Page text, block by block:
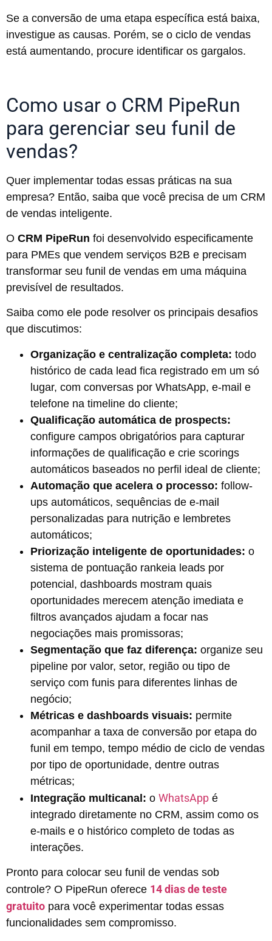
Se a conversão de uma etapa específica está baixa,
investigue as causas. Porém, se o ciclo de vendas
está aumentando, procure identificar os gargalos.
Como usar o CRM PipeRun
para gerenciar seu funil de
vendas?
Quer implementar todas essas práticas na sua
empresa? Então, saiba que você precisa de um CRM
de vendas inteligente.
O CRM PipeRun foi desenvolvido especificamente
para PMEs que vendem serviços B2B e precisam
transformar seu funil de vendas em uma máquina
previsível de resultados.
Saiba como ele pode resolver os principais desafios
que discutimos:
Organização e centralização completa: todo
histórico de cada lead fica registrado em um só
lugar, com conversas por WhatsApp, e-mail e
telefone na timeline do cliente;
Qualificação automática de prospects:
configure campos obrigatórios para capturar
informações de qualificação e crie scorings
automáticos baseados no perfil ideal de cliente;
Automação que acelera o processo: follow-
ups automáticos, sequências de e-mail
personalizadas para nutrição e lembretes
automáticos;
Priorização inteligente de oportunidades: o
sistema de pontuação rankeia leads por
potencial, dashboards mostram quais
oportunidades merecem atenção imediata e
filtros avançados ajudam a focar nas
negociações mais promissoras;
Segmentação que faz diferença: organize seu
pipeline por valor, setor, região ou tipo de
serviço com funis para diferentes linhas de
negócio;
Métricas e dashboards visuais: permite
acompanhar a taxa de conversão por etapa do
funil em tempo, tempo médio de ciclo de vendas
por tipo de oportunidade, dentre outras
métricas;
Integração multicanal: o WhatsApp é
integrado diretamente no CRM, assim como os
e-mails e o histórico completo de todas as
interações.
Pronto para colocar seu funil de vendas sob
controle? O PipeRun oferece 14 dias de teste
gratuito para você experimentar todas essas
funcionalidades sem compromisso.